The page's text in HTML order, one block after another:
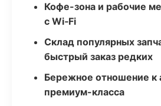
Кофе-зона и рабочие
с Wi‑Fi
Склад популярных
быстрый заказ редких
Бережное отношение к
премиум-класса